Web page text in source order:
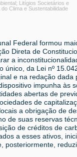
; Litígios Societários e
do Clima e Sustentabilidade
Federal formou
Direta de
a
único, da Lei nº
e na redação dada
impunha às
abertas de
de
a obrigação de
de suas reservas
de créditos de
a esses ativos,
posteriormente,